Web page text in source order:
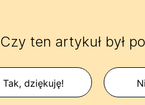
Czy ten artykuł był
Tak, dziękuję!